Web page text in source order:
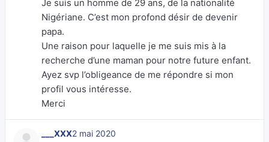
Je suis un homme de 29 ans, de la nationalité
Nigériane. C’est mon profond désir de devenir
papa.
Une raison pour laquelle je me suis mis à la
recherche d’une maman pour notre future enfant.
Ayez svp l’obligeance de me répondre si mon
profil vous intéresse.
Merci
___XXX2 mai 2020